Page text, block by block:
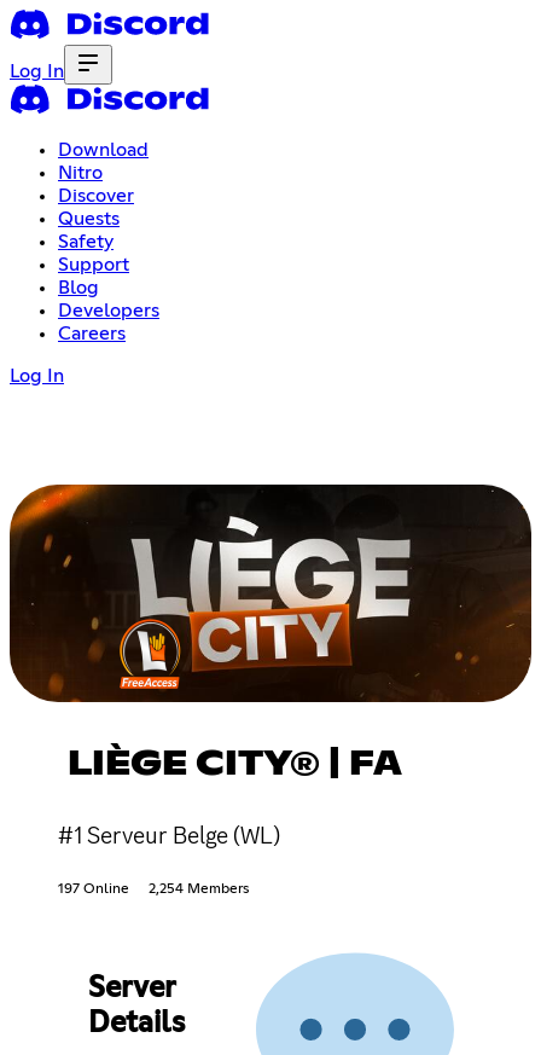
Log In
Download
Nitro
Discover
Quests
Safety
Support
Blog
Developers
Careers
Log In
LIÈGE CITY® | FA
#1 Serveur Belge (WL)
197 Online 2,254 Members
Server
Details